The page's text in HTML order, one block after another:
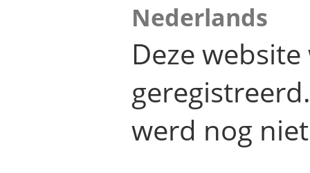
Nederlands
Deze
werd nog